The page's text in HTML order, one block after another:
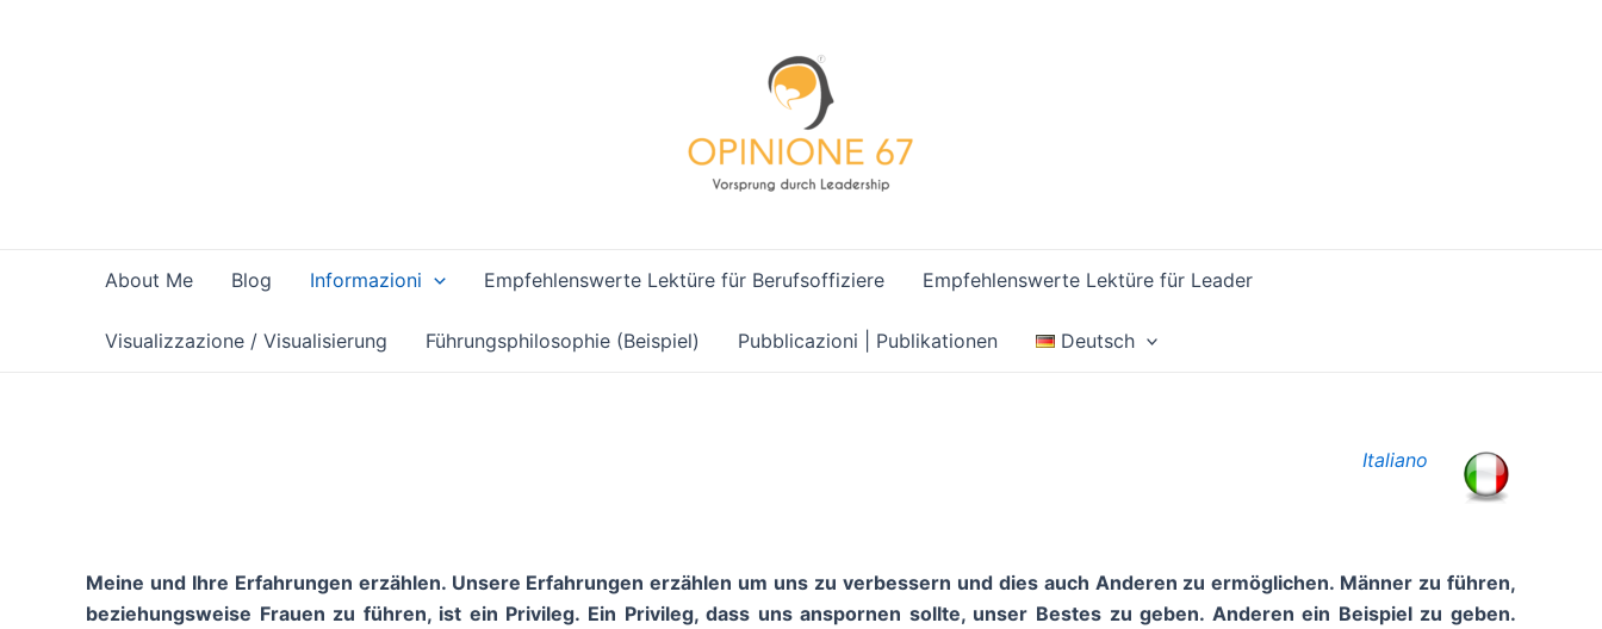
About Me Blog Informazioni Empfehlenswerte Lektüre für Berufsoffiziere Empfehlenswerte Lektüre für Leader
Visualizzazione / Visualisierung Führungsphilosophie (Beispiel) Pubblicazioni | Publikationen Deutsch
Italiano
Meine und Ihre Erfahrungen erzählen. Unsere Erfahrungen erzählen um uns zu verbessern und dies auch Anderen zu ermöglichen. Männer zu führen,
beziehungsweise Frauen zu führen, ist ein Privileg. Ein Privileg, dass uns anspornen sollte, unser Bestes zu geben. Anderen ein Beispiel zu geben.